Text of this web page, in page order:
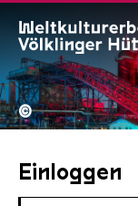
©
Einloggen